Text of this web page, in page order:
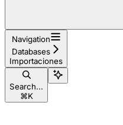
Navigation
Databases
Importaciones
Search...
⌘K